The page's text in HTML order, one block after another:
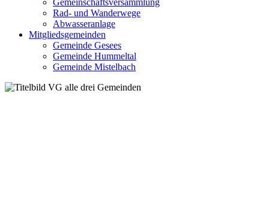
Gemeinschaftsversammlung
Rad- und Wanderwege
Abwasseranlage
Mitgliedsgemeinden
Gemeinde Gesees
Gemeinde Hummeltal
Gemeinde Mistelbach